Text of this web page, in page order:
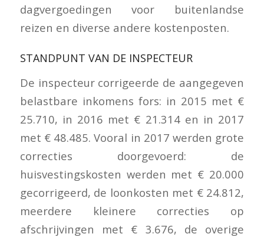
dagvergoedingen voor buitenlandse
reizen en diverse andere kostenposten.
STANDPUNT VAN DE INSPECTEUR
De inspecteur corrigeerde de aangegeven
belastbare inkomens fors: in 2015 met €
25.710, in 2016 met € 21.314 en in 2017
met € 48.485. Vooral in 2017 werden grote
correcties doorgevoerd: de
huisvestingskosten werden met € 20.000
gecorrigeerd, de loonkosten met € 24.812,
meerdere kleinere correcties op
afschrijvingen met € 3.676, de overige